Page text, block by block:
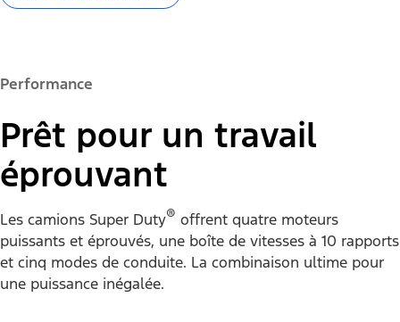
Performance
Prêt pour un travail
éprouvant
Les camions Super Duty® offrent quatre moteurs
puissants et éprouvés, une boîte de vitesses à 10 rapports
et cinq modes de conduite. La combinaison ultime pour
une puissance inégalée.